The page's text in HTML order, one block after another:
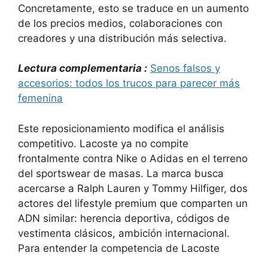
Concretamente, esto se traduce en un aumento
de los precios medios, colaboraciones con
creadores y una distribución más selectiva.
Lectura complementaria : Senos falsos y
accesorios: todos los trucos para parecer más
femenina
Este reposicionamiento modifica el análisis
competitivo. Lacoste ya no compite
frontalmente contra Nike o Adidas en el terreno
del sportswear de masas. La marca busca
acercarse a Ralph Lauren y Tommy Hilfiger, dos
actores del lifestyle premium que comparten un
ADN similar: herencia deportiva, códigos de
vestimenta clásicos, ambición internacional.
Para entender la competencia de Lacoste